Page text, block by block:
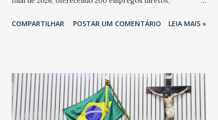
Havan Fortaleza ainda não foi anunciada oficialmente, mas
COMPARTILHAR POSTAR UM COMENTÁRIO LEIA MAIS »